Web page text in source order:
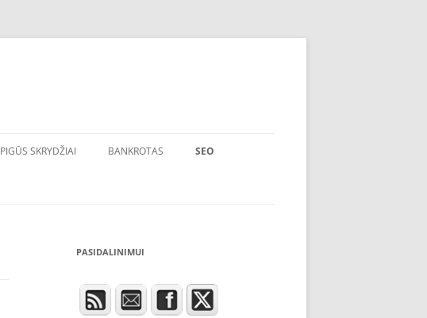
PIGŪS SKRYDŽIAI BANKROTAS SEO
PASIDALINIMUI